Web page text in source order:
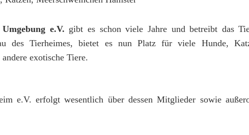
e.V. gibt es schon viele Jahre und betreibt das
des Tierheimes, bietet es nun Platz für viele Hunde,
exotische Tiere.
e.V. erfolgt wesentlich über dessen Mitglieder sowie